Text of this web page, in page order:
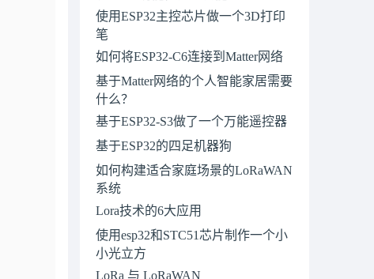
使用ESP32主控芯片做一个3D打印
笔
如何将ESP32-C6连接到Matter网络
基于Matter网络的个人智能家居需要
什么？
基于ESP32-S3做了一个万能遥控器
基于ESP32的四足机器狗
如何构建适合家庭场景的LoRaWAN
系统
Lora技术的6大应用
使用esp32和STC51芯片制作一个小
小光立方
LoRa 与 LoRaWAN